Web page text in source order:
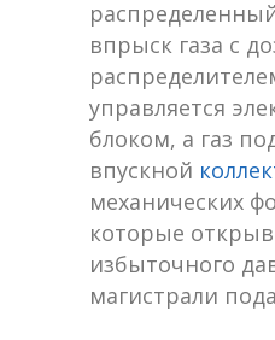
впрыск газа с
управляется
блоком, а газ
впускной
механических
которые
избыточного
магистрали